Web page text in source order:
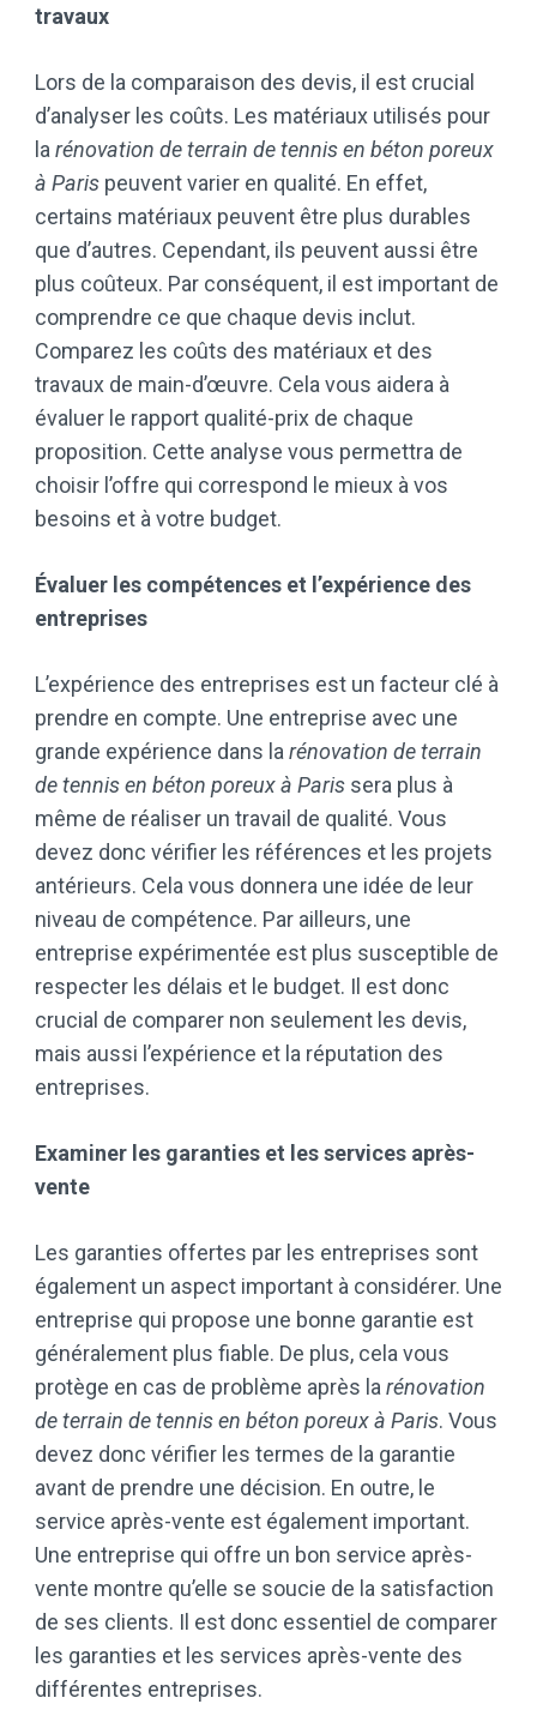
travaux
Lors de la comparaison des devis, il est crucial
d’analyser les coûts. Les matériaux utilisés pour
larénovation de terrain de tennis en béton poreux
à Paris peuvent varier en qualité. En effet,
certains matériaux peuvent être plus durables
que d’autres. Cependant, ils peuvent aussi être
plus coûteux. Par conséquent, il est important de
comprendre ce que chaque devis inclut.
Comparez les coûts des matériaux et des
travaux de main-d’œuvre. Cela vous aidera à
évaluer le rapport qualité-prix de chaque
proposition. Cette analyse vous permettra de
choisir l’offre qui correspond le mieux à vos
besoins et à votre budget.
Évaluer les compétences et l’expérience des
entreprises
L’expérience des entreprises est un facteur clé à
prendre en compte. Une entreprise avec une
grande expérience dans larénovation de terrain
de tennis en béton poreux à Paris sera plus à
même de réaliser un travail de qualité. Vous
devez donc vérifier les références et les projets
antérieurs. Cela vous donnera une idée de leur
niveau de compétence. Par ailleurs, une
entreprise expérimentée est plus susceptible de
respecter les délais et le budget. Il est donc
crucial de comparer non seulement les devis,
mais aussi l’expérience et la réputation des
entreprises.
Examiner les garanties et les services après-
vente
Les garanties offertes par les entreprises sont
également un aspect important à considérer. Une
entreprise qui propose une bonne garantie est
généralement plus fiable. De plus, cela vous
protège en cas de problème après larénovation
de terrain de tennis en béton poreux à Paris. Vous
devez donc vérifier les termes de la garantie
avant de prendre une décision. En outre, le
service après-vente est également important.
Une entreprise qui offre un bon service après-
vente montre qu’elle se soucie de la satisfaction
de ses clients. Il est donc essentiel de comparer
les garanties et les services après-vente des
différentes entreprises.